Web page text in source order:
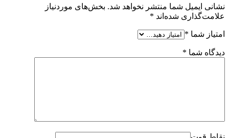
نشانی ایمیل شما منتشر نخواهد شد. بخش‌های موردنیاز
علامت‌گذاری شده‌اند *
امتیاز شما *
دیدگاه شما *